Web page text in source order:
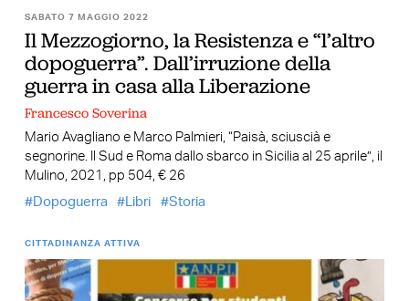
SABATO 7 MAGGIO 2022
Il Mezzogiorno, la Resistenza e “l’altro
dopoguerra”. Dall’irruzione della
guerra in casa alla Liberazione
Francesco Soverina
Mario Avagliano e Marco Palmieri, “Paisà, sciuscià e
segnorine. Il Sud e Roma dallo sbarco in Sicilia al 25 aprile”, il
Mulino, 2021, pp 504, € 26
Dopoguerra
Libri Storia
CITTADINANZA ATTIVA